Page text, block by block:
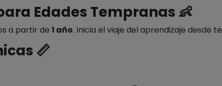
Edades Tempranas 👶
a partir de 1 año. Inicia el viaje del aprendizaje desde
📏